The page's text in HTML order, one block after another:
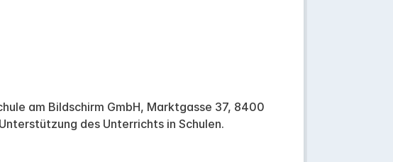
am Bildschirm GmbH, Marktgasse 37, 8400
des Unterrichts in Schulen.